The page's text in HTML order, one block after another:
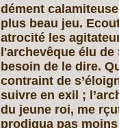
dément
plus beau jeu.
atrocité les
l'archevêque élu
besoin de le dire.
contraint de
suivre en exil ;
du jeune roi, me
prodigua pas